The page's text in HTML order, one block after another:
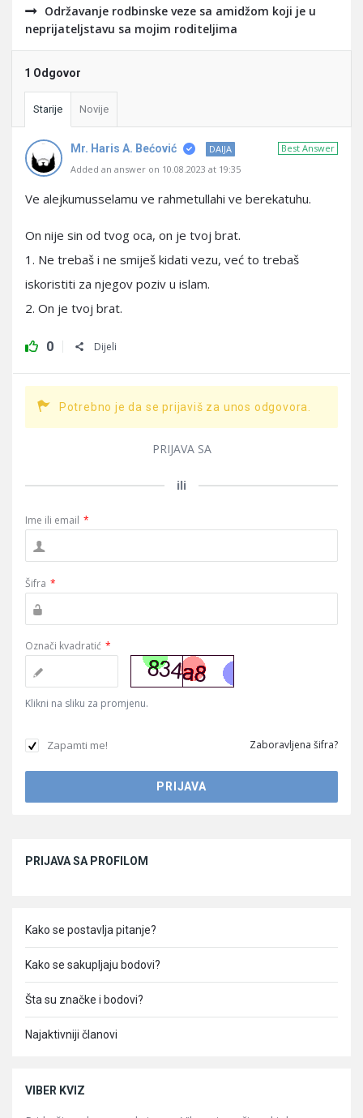
Održavanje rodbinske veze sa amidžom koji je u
neprijateljstavu sa mojim roditeljima
1 Odgovor
Starije Novije
Best Answer
Mr. Haris A. Bećović
DAIJA
Added an answer on 10.08.2023 at 19:35
Ve alejkumusselamu ve rahmetullahi ve berekatuhu.
On nije sin od tvog oca, on je tvoj brat.
1. Ne trebaš i ne smiješ kidati vezu, već to trebaš
iskoristiti za njegov poziv u islam.
2. On je tvoj brat.
0 Dijeli
Potrebno je da se prijaviš za unos odgovora.
PRIJAVA SA
ili
Ime ili email *
Šifra *
Označi kvadratić *
Klikni na sliku za promjenu.
Zapamti me! Zaboravljena šifra?
PRIJAVA SA PROFILOM
Kako se postavlja pitanje?
Kako se sakupljaju bodovi?
Šta su značke i bodovi?
Najaktivniji članovi
VIBER KVIZ